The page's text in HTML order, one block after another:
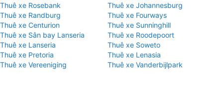
Thuê xe Rosebank
Thuê xe Johannesburg
Thuê xe Randburg
Thuê xe Fourways
Thuê xe Centurion
Thuê xe Sunninghill
Thuê xe Sân bay Lanseria
Thuê xe Roodepoort
Thuê xe Lanseria
Thuê xe Soweto
Thuê xe Pretoria
Thuê xe Lenasia
Thuê xe Vereeniging
Thuê xe Vanderbijlpark